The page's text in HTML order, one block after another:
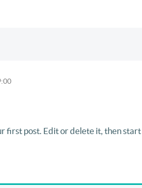
first post. Edit or delete it, then